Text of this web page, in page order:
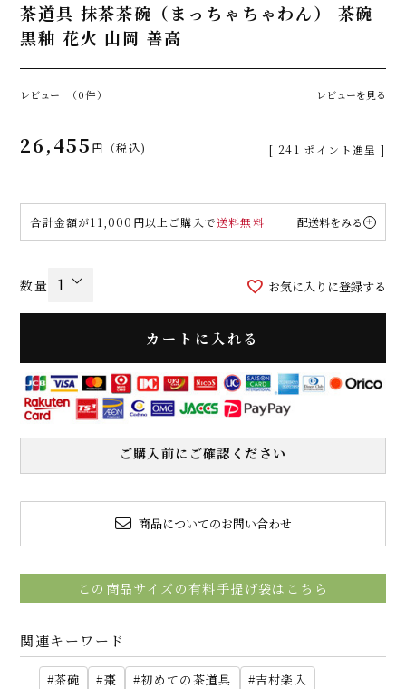
茶道具 抹茶茶碗（まっちゃちゃわん） 茶碗
黒釉 花火 山岡 善高
レビュー （0件） レビューを見る
26,455 税込 [ 241 ポイント進呈 ]
合計金額が11,000円以上ご購入で送料無料 配送料をみる
お気に入りに登録する
カートに入れる
ご購入前にご確認ください
商品についてのお問い合わせ
この商品サイズの有料手提げ袋はこちら
関連キーワード
茶碗 棗 初めての茶道具
吉村楽入